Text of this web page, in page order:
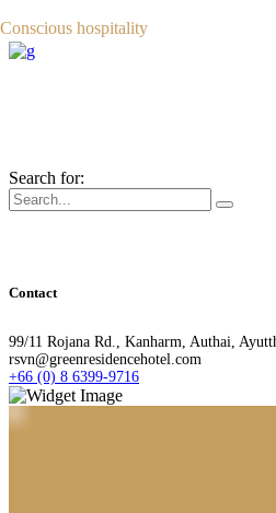
Search for:
Contact
99/11 Rojana Rd., Kanharm, Authai,
rsvn@greenresidencehotel.com
+66 (0) 8 6399-9716
Conscious hospitality